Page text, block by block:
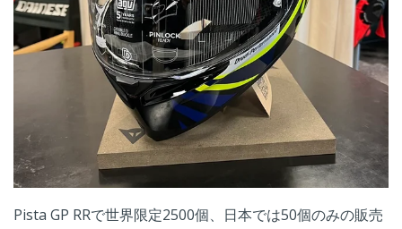
Pista GP RRで世界限定2500個、日本では50個のみの販売